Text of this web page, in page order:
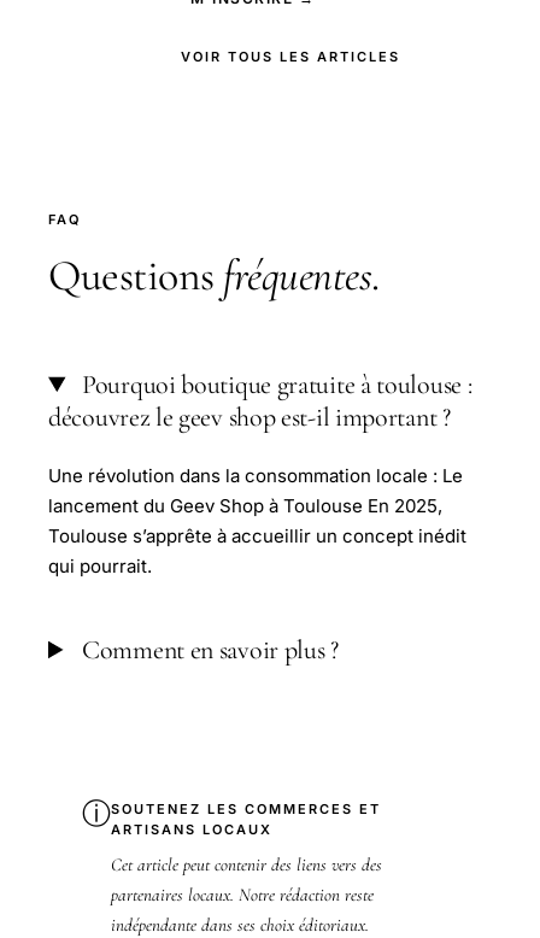
VOIR TOUS LES ARTICLES
FAQ
Questions fréquentes.
Pourquoi boutique gratuite à toulouse :
découvrez le geev shop est-il important ?
Une révolution dans la consommation locale : Le
lancement du Geev Shop à Toulouse En 2025,
Toulouse s’apprête à accueillir un concept inédit
qui pourrait.
Comment en savoir plus ?
ⓘSOUTENEZ LES COMMERCES ET
ARTISANS LOCAUX
Cet article peut contenir des liens vers des
partenaires locaux. Notre rédaction reste
indépendante dans ses choix éditoriaux.